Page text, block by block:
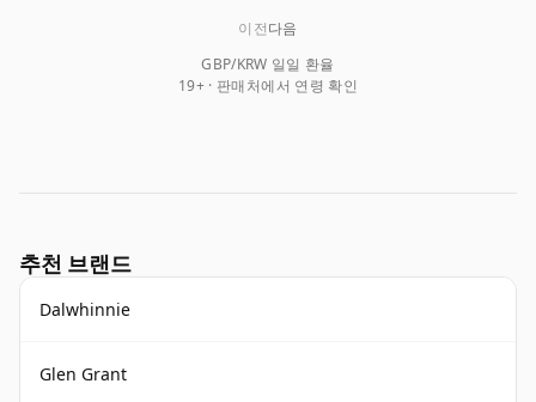
GBP/KRW 일일 환율
19+ · 판매처에서 연령 확인
이전다음
추천 브랜드
Dalwhinnie
Glen Grant